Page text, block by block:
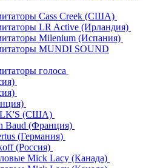
Cass Creek (США)
LR Active (Ирландия)
Milenium (Испания)
MUNDI SOUND
голоса
(США)
Baud (Франция)
(Германия)
(Россия)
Mick Lacy (Канада)